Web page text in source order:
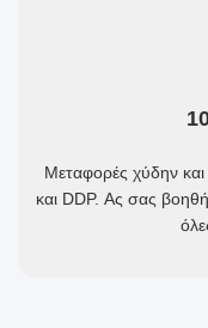
Μεταφορές χύδην
και DDP. Ας σας